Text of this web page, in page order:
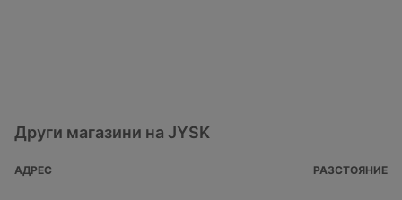
Други магазини на JYSK
АДРЕС РАЗСТОЯНИЕ